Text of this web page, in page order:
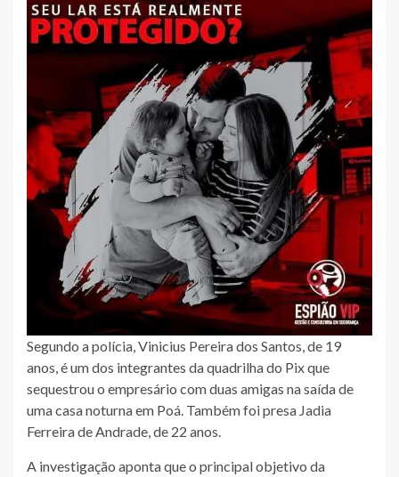
Segundo a polícia, Vinicius Pereira dos Santos, de 19
anos, é um dos integrantes da quadrilha do Pix que
sequestrou o empresário com duas amigas na saída de
uma casa noturna em Poá. Também foi presa Jadia
Ferreira de Andrade, de 22 anos.
A investigação aponta que o principal objetivo da